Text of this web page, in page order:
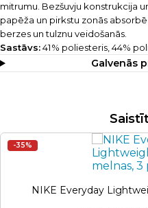
mitrumu. Bezšuvju konstrukcija
papēža un pirkstu zonās
berzes un tulznu veidošanās.
Sastāvs:41% poliesteris, 44%
Galvenās
-35%
NIKE Everyday